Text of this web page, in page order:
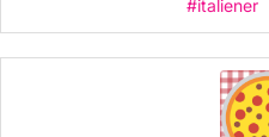
#italiener